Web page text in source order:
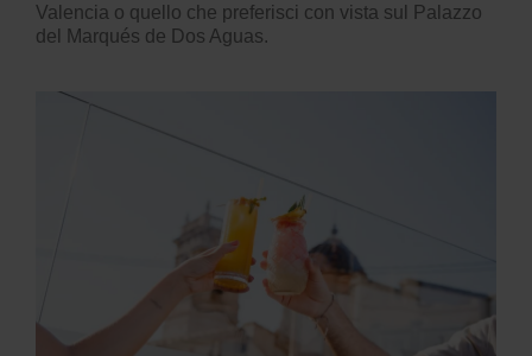
Valencia o quello che preferisci con vista sul Palazzo
del Marqués de Dos Aguas.